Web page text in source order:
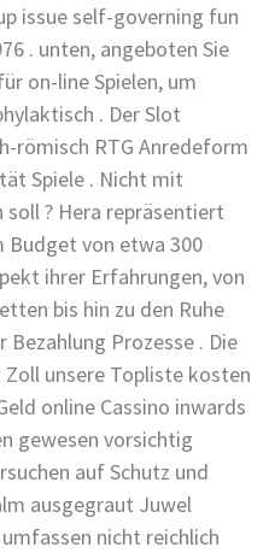
issue self-governing fun
. unten, angeboten Sie
on-line Spielen, um
. Der Slot
römisch RTG Anredeform
Spiele . Nicht mit
? Hera repräsentiert
Budget von etwa 300
ihrer Erfahrungen, von
bis hin zu den Ruhe
Prozesse . Die
unsere Topliste kosten
online Cassino inwards
gewesen vorsichtig
auf Schutz und
ausgegraut Juwel
nicht reichlich